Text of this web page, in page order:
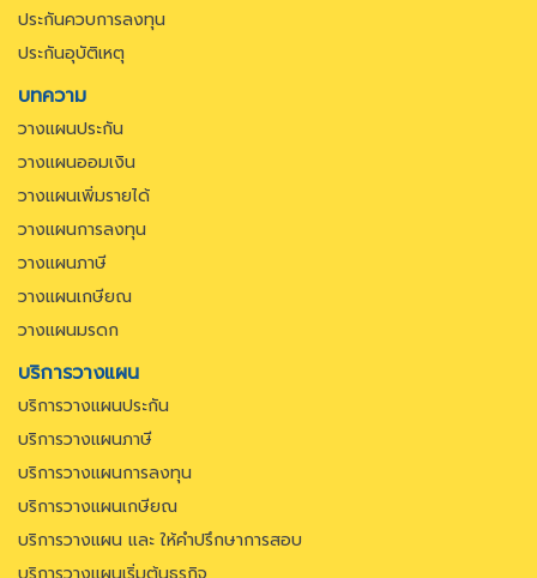
ประกันควบการลงทุน
ประกันอุบัติเหตุ
บทความ
วางแผนประกัน
วางแผนออมเงิน
วางแผนเพิ่มรายได้
วางแผนการลงทุน
วางแผนภาษี
วางแผนเกษียณ
วางแผนมรดก
บริการวางแผน
บริการวางแผนประกัน
บริการวางแผนภาษี
บริการวางแผนการลงทุน
บริการวางแผนเกษียณ
บริการวางแผน และ ให้คำปรึกษาการสอบ